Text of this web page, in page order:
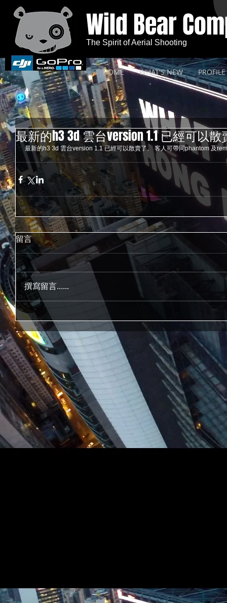
HOME WHAT'S NEW PROFILE
Wild Bear
The Spirit of Aerial Shooting
最新的h3 3d 雲台version 1.1 已經可以散
最新的h3 3d 雲台version 1.1 已經可以散賣了。 客人可帶同phantom 及
留言
撰寫留言......